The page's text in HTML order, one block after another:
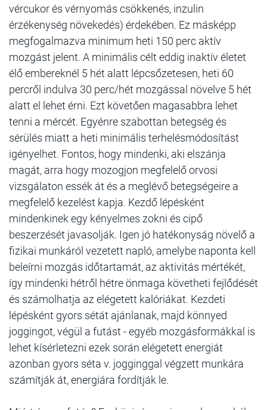
vércukor és vérnyomás csökkenés, inzulin
érzékenység növekedés) érdekében. Ez másképp
megfogalmazva minimum heti 150 perc aktív
mozgást jelent. A minimális célt eddig inaktív életet
élő embereknél 5 hét alatt lépcsőzetesen, heti 60
percről indulva 30 perc/hét mozgással növelve 5 hét
alatt el lehet érni. Ezt követően magasabbra lehet
tenni a mércét. Egyénre szabottan betegség és
sérülés miatt a heti minimális terhelésmódosítást
igényelhet. Fontos, hogy mindenki, aki elszánja
magát, arra hogy mozogjon megfelelő orvosi
vizsgálaton essék át és a meglévő betegségeire a
megfelelő kezelést kapja. Kezdő lépésként
mindenkinek egy kényelmes zokni és cipő
beszerzését javasolják. Igen jó hatékonyság növelő a
fizikai munkáról vezetett napló, amelybe naponta kell
beleírni mozgás időtartamát, az aktivitás mértékét,
így mindenki hétről hétre önmaga követheti fejlődését
és számolhatja az elégetett kalóriákat. Kezdeti
lépésként gyors sétát ajánlanak, majd könnyed
joggingot, végül a futást - egyéb mozgásformákkal is
lehet kísérletezni ezek során elégetett energiát
azonban gyors séta v. jogginggal végzett munkára
számítják át, energiára fordítják le.